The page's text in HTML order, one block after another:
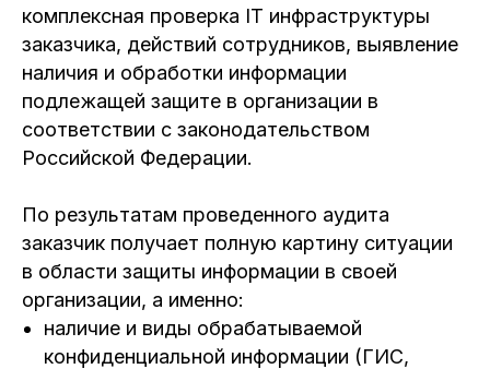
комплексная проверка IT инфраструктуры
заказчика, действий сотрудников, выявление
наличия и обработки информации
подлежащей защите в организации в
соответствии с законодательством
Российской Федерации.
По результатам проведенного аудита
заказчик получает полную картину ситуации
в области защиты информации в своей
организации, а именно:
наличие и виды обрабатываемой
конфиденциальной информации (ГИС,